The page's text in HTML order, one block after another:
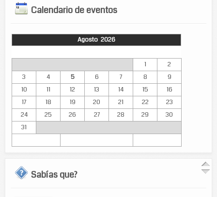
Calendario de eventos
Agosto 2026
1
2
3
4 5 6 7 8
9
10
11 12 13 14 15
16
17
18 19 20 21 22
23
24
25 26 27 28 29
30
31
Sabías que?